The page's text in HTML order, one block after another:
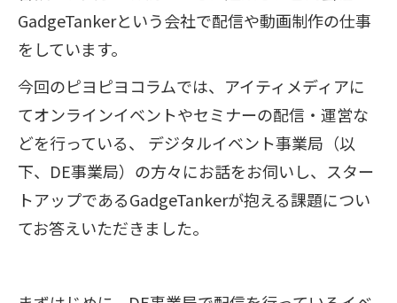
GadgeTankerという会社で配信や動画制作の仕事
をしています。
今回のピヨピヨコラムでは、アイティメディアに
てオンラインイベントやセミナーの配信・運営な
どを行っている、 デジタルイベント事業局（以
下、DE事業局）の方々にお話をお伺いし、スター
トアップであるGadgeTankerが抱える課題につい
てお答えいただきました。